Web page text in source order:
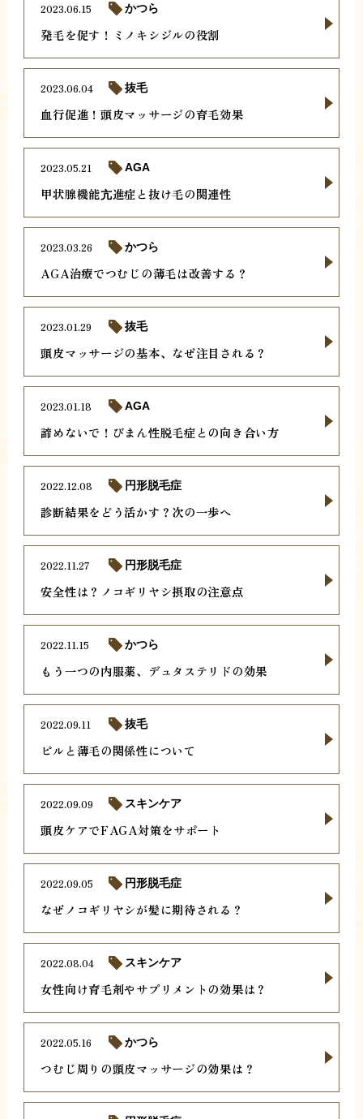
発毛を促す！ミノキシジルの役割
2023.06.15 かつら
血行促進！頭皮マッサージの育毛効果
2023.06.04 抜毛
甲状腺機能亢進症と抜け毛の関連性
2023.05.21 AGA
AGA治療でつむじの薄毛は改善する？
2023.03.26 かつら
頭皮マッサージの基本、なぜ注目される？
2023.01.29 抜毛
諦めないで！びまん性脱毛症との向き合い方
2023.01.18 AGA
診断結果をどう活かす？次の一歩へ
2022.12.08 円形脱毛症
安全性は？ノコギリヤシ摂取の注意点
2022.11.27 円形脱毛症
もう一つの内服薬、デュタステリドの効果
2022.11.15 かつら
ピルと薄毛の関係性について
2022.09.11 抜毛
頭皮ケアでFAGA対策をサポート
2022.09.09 スキンケア
なぜノコギリヤシが髪に期待される？
2022.09.05 円形脱毛症
女性向け育毛剤やサプリメントの効果は？
2022.08.04 スキンケア
つむじ周りの頭皮マッサージの効果は？
2022.05.16 かつら